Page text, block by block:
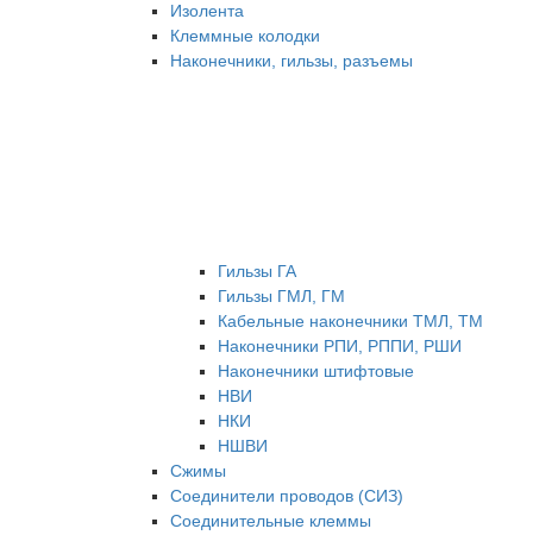
Изолента
Клеммные колодки
Наконечники, гильзы, разъемы
Гильзы ГА
Гильзы ГМЛ, ГМ
Кабельные наконечники ТМЛ, ТМ
Наконечники РПИ, РППИ, РШИ
Наконечники штифтовые
НВИ
НКИ
НШВИ
Сжимы
Соединители проводов (СИЗ)
Соединительные клеммы